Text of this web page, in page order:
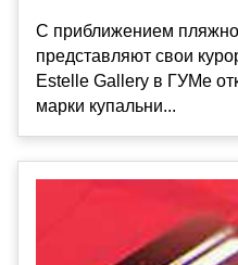
С приближением
представляют свои
Estelle Gallery в ГУМе
марки купальни...